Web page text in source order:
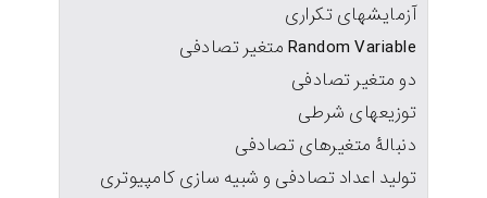
آزمایشهای تکراری
Random Variable متغیر تصادفی
دو متغیر تصادفی
توزیعهای شرطی
دنبالۀ متغیرهای تصادفی
تولید اعداد تصادفی و شبیه سازی کامپیوتری